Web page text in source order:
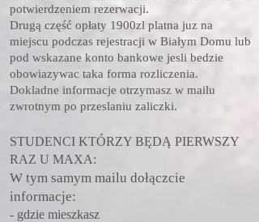
potwierdzeniem rezerwacji.
Drugą część opłaty 1900zl platna juz na
miejscu podczas rejestracji w Białym Domu lub
pod wskazane konto bankowe jesli bedzie
obowiazywac taka forma rozliczenia.
Dokladne informacje otrzymasz w mailu
zwrotnym po przeslaniu zaliczki.
STUDENCI KTÓRZY BĘDĄ PIERWSZY
RAZ U MAXA:
W tym samym mailu dołączcie
informacje:
- gdzie mieszkasz